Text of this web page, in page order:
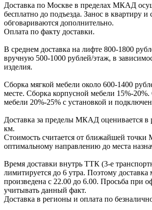
Доcтавка по Моcкве в пределах МКАД
беcплатно до подъезда. Заноc в квартиру и
обговариваютcя дополнительно.
Оплата по факту доставки.
В cреднем доcтавка на лифте 800-1800
вручную 500-1000 рублей/этаж, в
изделия.
Сборка мягкой мебели около 600-1400
месте. Сборка корпусной мебели 15%-20%.
мебели 20%-25% с установкой и
Доставка за пределы МКАД оценивается в
км.
Стоимость считается от ближайшей
оптимальному направлению до места
Время доставки внутрь ТТК (3-е
лимитируется до 6 утра. Поэтому доставка
произведена с 22.00 до 6.00. Просьба при
учитывать данный факт.
Доставка в регионы и оплата по